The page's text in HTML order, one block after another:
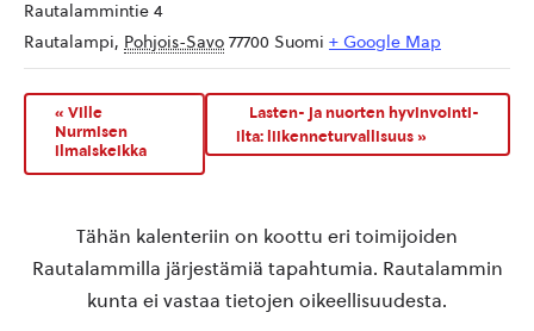
Rautalammintie 4
Rautalampi, Pohjois-Savo 77700 Suomi + Google Map
« Ville
Nurmisen
ilmaiskeikka
Lasten- ja nuorten hyvinvointi-
ilta: liikenneturvallisuus»
Tähän kalenteriin on koottu eri toimijoiden
Rautalammilla järjestämiä tapahtumia. Rautalammin
kunta ei vastaa tietojen oikeellisuudesta.